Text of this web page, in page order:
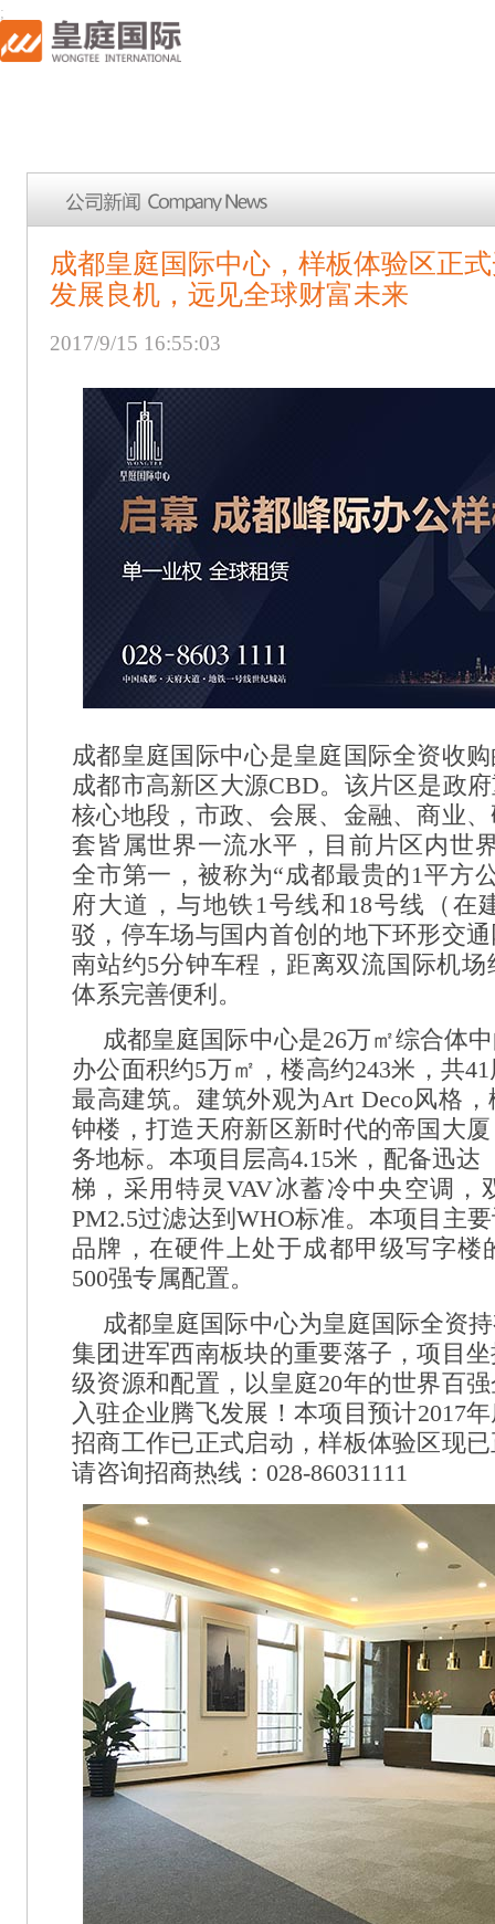
;
成都皇庭国际中心，样板体验区正
发展良机，远见全球财富未来
2017/9/15 16:55:03
成都皇庭国际中心是皇庭国际全资收
成都市高新区大源CBD。该片区是政
核心地段，市政、会展、金融、商业
套皆属世界一流水平，目前片区内世
全市第一，被称为“成都最贵的1平方
府大道，与地铁1号线和18号线（在
驳，停车场与国内首创的地下环形交
南站约5分钟车程，距离双流国际机
体系完善便利。
成都皇庭国际中心是26万㎡综合体
办公面积约5万㎡，楼高约243米，共
最高建筑。建筑外观为Art Deco风格
钟楼，打造天府新区新时代的帝国大
务地标。本项目层高4.15米，配备迅达
梯，采用特灵VAV冰蓄冷中央空调，
PM2.5过滤达到WHO标准。本项目主
品牌，在硬件上处于成都甲级写字楼
500强专属配置。
成都皇庭国际中心为皇庭国际全资
集团进军西南板块的重要落子，项目
级资源和配置，以皇庭20年的世界百
入驻企业腾飞发展！本项目预计2017
招商工作已正式启动，样板体验区现
请咨询招商热线：028-86031111